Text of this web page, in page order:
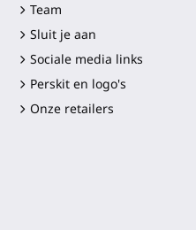
Team
Sluit je aan
Sociale media links
Perskit en logo's
Onze retailers